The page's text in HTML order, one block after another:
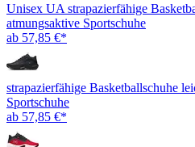
Unisex UA strapazierfähige
atmungsaktive Sportschuhe
ab 57,85 €*
strapazierfähige Basketballschuhe
Sportschuhe
ab 57,85 €*